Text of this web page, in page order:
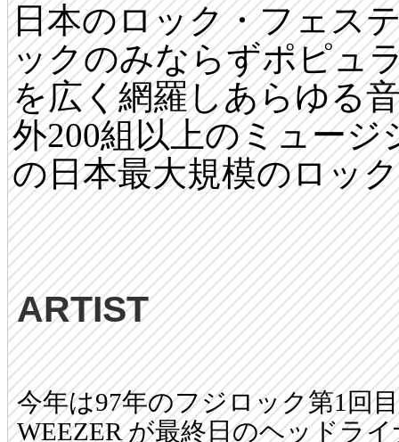
日本のロック・フェス
ックのみならずポピュ
を広く網羅しあらゆる
外200組以上のミュー
の日本最大規模のロッ
ARTIST
今年は97年のフジロック第1回
WEEZER が最終日のヘッドラ